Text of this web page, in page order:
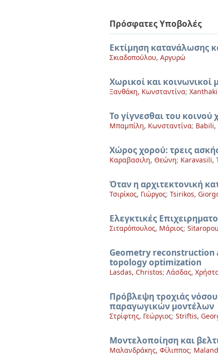
Πρόσφατες Υποβολές
Εκτίμηση κατανάλωσης
Σκιαδοπούλου, Αργυρώ
Χωρικοί και κοινωνικοί
Ξανθάκη, Κωνσταντίνα;
Το γίγνεσθαι του
Μπαμπίλη, Κωνσταντίνα;
Χώρος χορού: τρεις
Καραβασιλη, Θεώνη; Karavasili,
Όταν η αρχιτεκτονική
Τσιρίκος, Γιώργος; Tsirikos,
Ελεγκτικές
Σιταρόπουλος, Μάριος;
Geometry
topology optimization
Lasdas, Christos; Λάσδας,
Πρόβλεψη τροχιάς
παραγωγικών μοντέλων
Στρίφτης, Γεώργιος; Striftis,
Μοντελοποίηση και
Μαλανδράκης, Φίλιππος;